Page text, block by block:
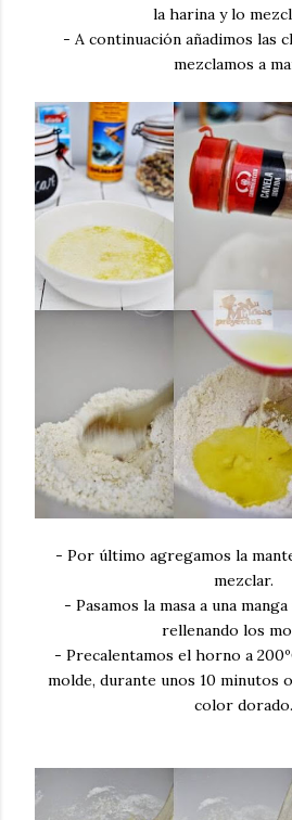
la harina y lo
- A continuación añadimos las
mezclamos a
- Por último agregamos la
mezclar.
- Pasamos la masa a una
rellenando los
- Precalentamos el horno a
molde, durante unos 10 minutos
color dorado.